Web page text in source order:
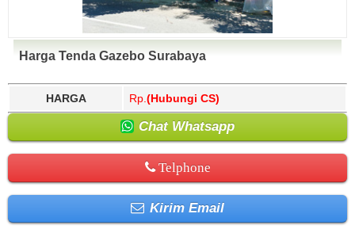
Harga Tenda Gazebo Surabaya
HARGA Rp. (Hubungi CS)
Chat Whatsapp
Telphone
Kirim Email